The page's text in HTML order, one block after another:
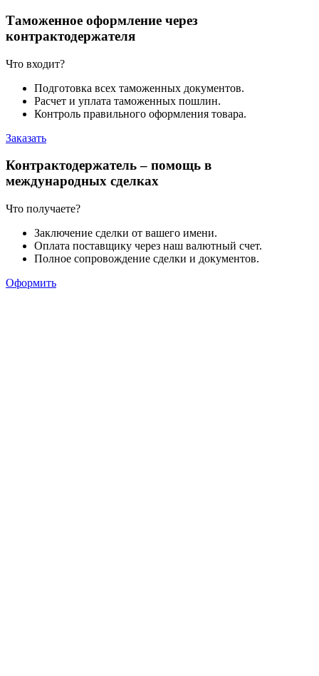
Таможенное оформление через
контрактодержателя
Что входит?
Подготовка всех таможенных документов.
Расчет и уплата таможенных пошлин.
Контроль правильного оформления товара.
Заказать
Контрактодержатель – помощь в
международных сделках
Что получаете?
Заключение сделки от вашего имени.
Оплата поставщику через наш валютный счет.
Полное сопровождение сделки и документов.
Оформить